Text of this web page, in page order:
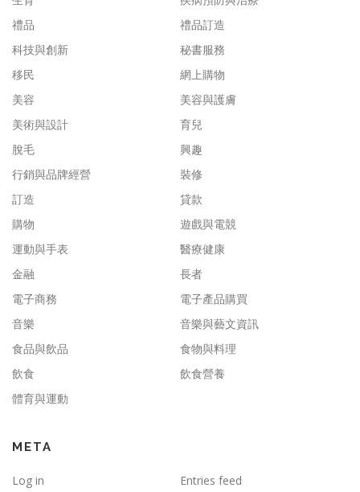
禮品
禮品訂造
科技與創新
秘書服務
移民
網上購物
美容
美容與護膚
美術與設計
育兒
脫毛
興趣
行銷與品牌經營
裝修
訂造
貸款
購物
遊戲與電競
運動與手表
醫療健康
金融
長者
電子商務
電子產品購買
音樂
音樂與藝文資訊
食品與飲品
食物與料理
飲食
飲食營養
體育與運動
META
Log in Entries feed